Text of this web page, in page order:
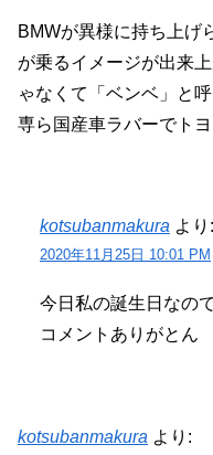
BMWが異様に持ち上げ
が乗るイメージが出来
ゃなくて「ベンベ」と
専ら国産車ラバーでト
kotsubanmakura より:
2020年11月25日 10:01 PM
今日私の誕生日なの
コメントありがとん
kotsubanmakura より: